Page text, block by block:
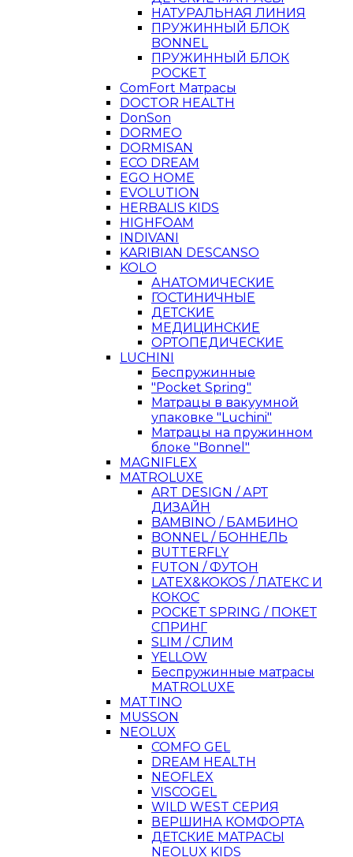
НАТУРАЛЬНАЯ ЛИНИЯ
ПРУЖИННЫЙ БЛОК
BONNEL
ПРУЖИННЫЙ БЛОК
POCKET
ComFort Матрасы
DOCTOR HEALTH
DonSon
DORMEO
DORMISAN
ECO DREAM
EGO HOME
EVOLUTION
HERBALIS KIDS
HIGHFOAM
INDIVANI
KARIBIAN DESCANSO
KOLO
АНАТОМИЧЕСКИЕ
ГОСТИНИЧНЫЕ
ДЕТСКИЕ
МЕДИЦИНСКИЕ
ОРТОПЕДИЧЕСКИЕ
LUCHINI
Беспружинные
"Pocket Spring"
Матрацы в вакуумной
упаковке "Luchini"
Матрацы на пружинном
блоке "Bonnel"
MAGNIFLEX
MATROLUXE
ART DESIGN / АРТ
ДИЗАЙН
BAMBINO / БАМБИНО
BONNEL / БОННЕЛЬ
BUTTERFLY
FUTON / ФУТОН
LATEX&KOKOS / ЛАТЕКС И
КОКОС
POCKET SPRING / ПОКЕТ
СПРИНГ
SLIM / СЛИМ
YELLOW
Беспружинные матрасы
MATROLUXE
MATTINO
MUSSON
NEOLUX
COMFO GEL
DREAM HEALTH
NEOFLEX
VISCOGEL
WILD WEST СЕРИЯ
ВЕРШИНА КОМФОРТА
ДЕТСКИЕ МАТРАСЫ
NEOLUX KIDS